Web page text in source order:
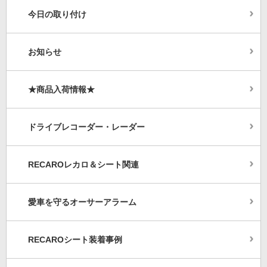
今日の取り付け
お知らせ
★商品入荷情報★
ドライブレコーダー・レーダー
RECAROレカロ＆シート関連
愛車を守るオーサーアラーム
RECAROシート装着事例